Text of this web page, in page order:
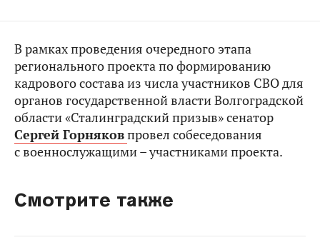
В рамках проведения очередного этапа
регионального проекта по формированию
кадрового состава из числа участников СВО для
органов государственной власти Волгоградской
области «Сталинградский призыв» сенатор
Сергей Горняковпровел собеседования
с военнослужащими – участниками проекта.
Смотрите также